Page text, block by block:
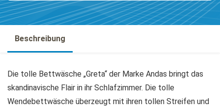
Beschreibung
Die tolle Bettwäsche „Greta“ der Marke Andas bringt das
skandinavische Flair in ihr Schlafzimmer. Die tolle
Wendebettwäsche überzeugt mit ihren tollen Streifen und